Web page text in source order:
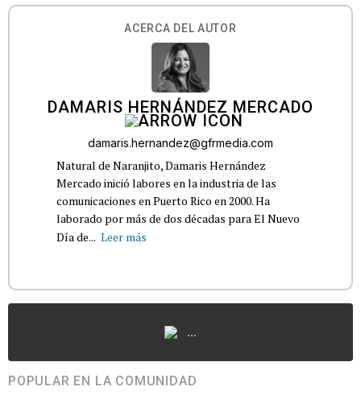
ACERCA DEL AUTOR
DAMARIS HERNÁNDEZ MERCADO
damaris.hernandez@gfrmedia.com
Natural de Naranjito, Damaris Hernández
Mercado inició labores en la industria de las
comunicaciones en Puerto Rico en 2000. Ha
laborado por más de dos décadas para El Nuevo
Día de... Leer más
...
POPULAR EN LA COMUNIDAD